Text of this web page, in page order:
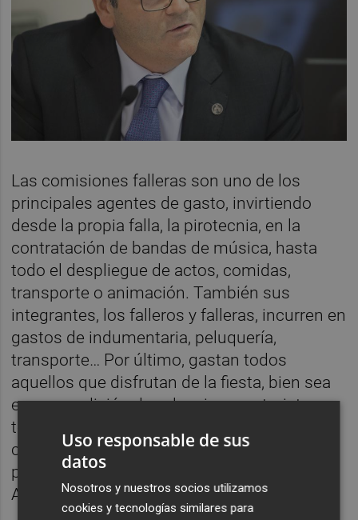
Las comisiones falleras son uno de los
principales agentes de gasto, invirtiendo
desde la propia falla, la pirotecnia, en la
contratación de bandas de música, hasta
todo el despliegue de actos, comidas,
transporte o animación. También sus
integrantes, los falleros y falleras, incurren en
gastos de indumentaria, peluquería,
transporte… Por último, gastan todos
aquellos que disfrutan de la fiesta, bien sea
en su condición de valencianos o turistas,
tomando chocolate con buñuelos,
comprando petardos o alquilando un balcón
para lamascletà
Ayuntamiento.
Uso responsable de sus
datos
Nosotros y nuestros socios utilizamos
cookies y tecnologías similares para